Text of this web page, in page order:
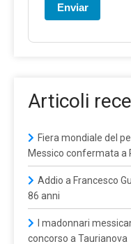
Enviar
Articoli
Fiera mondiale del
Messico confermata a
Addio a Francesco
86 anni
I madonnari
concorso a Taurianova